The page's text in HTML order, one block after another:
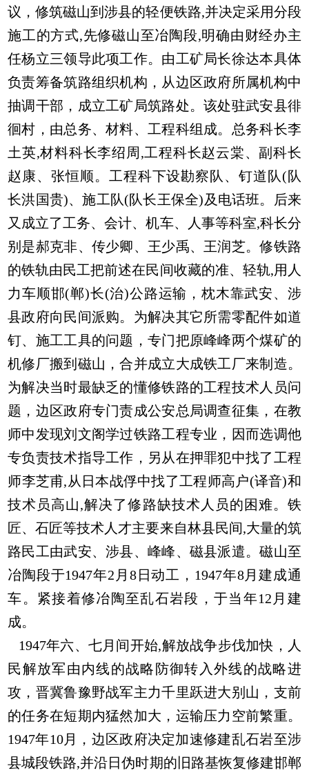
议，修筑磁山到涉县的轻便铁路,并决定采用分段
施工的方式,先修磁山至冶陶段,明确由财经办主
任杨立三领导此项工作。由工矿局长徐达本具体
负责筹备筑路组织机构，从边区政府所属机构中
抽调干部，成立工矿局筑路处。该处驻武安县徘
徊村，由总务、材料、工程科组成。总务科长李
土英,材料科长李绍周,工程科长赵云棠、副科长
赵康、张恒顺。工程科下设勘察队、钉道队(队
长洪国贵)、施工队(队长王保全)及电话班。后来
又成立了工务、会计、机车、人事等科室,科长分
别是郝克非、传少卿、王少禹、王润芝。修铁路
的铁轨由民工把前述在民间收藏的准、轻轨,用人
力车顺邯(郸)长(治)公路运输，枕木靠武安、涉
县政府向民间派购。为解决其它所需零配件如道
钉、施工工具的问题，专门把原峰峰两个煤矿的
机修厂搬到磁山，合并成立大成铁工厂来制造。
为解决当时最缺乏的懂修铁路的工程技术人员问
题，边区政府专门责成公安总局调查征集，在教
师中发现刘文阁学过铁路工程专业，因而选调他
专负责技术指导工作，另从在押罪犯中找了工程
师李芝甫,从日本战俘中找了工程师高户(译音)和
技术员高山,解决了修路缺技术人员的困难。铁
匠、石匠等技术人才主要来自林县民间,大量的筑
路民工由武安、涉县、峰峰、磁县派遣。磁山至
冶陶段于1947年2月8日动工，1947年8月建成通
车。紧接着修冶陶至乱石岩段，于当年12月建
成。
1947年六、七月间开始,解放战争步伐加快，人
民解放军由内线的战略防御转入外线的战略进
攻，晋冀鲁豫野战军主力千里跃进大别山，支前
的任务在短期内猛然加大，运输压力空前繁重。
1947年10月，边区政府决定加速修建乱石岩至涉
县城段铁路,并沿日伪时期的旧路基恢复修建邯郸